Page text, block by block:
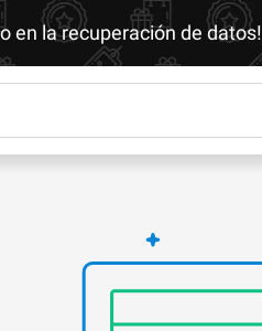
en la recuperación de datos!